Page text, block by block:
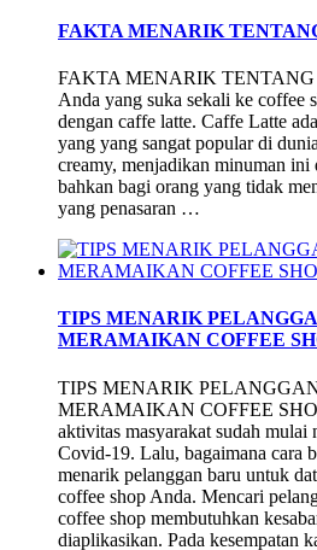
FAKTA MENARIK
FAKTA MENARIK
Anda yang suka sekali ke coffee
dengan caffe latte. Caffe Latte
yang yang sangat popular di
creamy, menjadikan minuman ini
bahkan bagi orang yang tidak
yang penasaran …
TIPS MENARIK
MERAMAIKAN COFFEE
TIPS MENARIK
MERAMAIKAN COFFEE
aktivitas masyarakat sudah mulai
Covid-19. Lalu, bagaimana cara
menarik pelanggan baru untuk
coffee shop Anda. Mencari
coffee shop membutuhkan
diaplikasikan. Pada kesempatan